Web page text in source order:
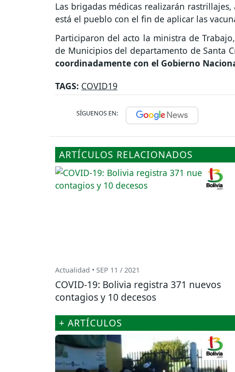
Las brigadas médicas realizarán rastrillajes,
está el pueblo con el fin de aplicar las
Participaron del acto la ministra de
de Municipios del departamento de Santa
coordinadamente con el Gobierno
TAGS: COVID19
SÍGUENOS EN:
ARTÍCULOS RELACIONADOS
Actualidad • SEP 11 / 2021
COVID-19: Bolivia registra 371 nuevos
contagios y 10 decesos
+ ARTÍCULOS